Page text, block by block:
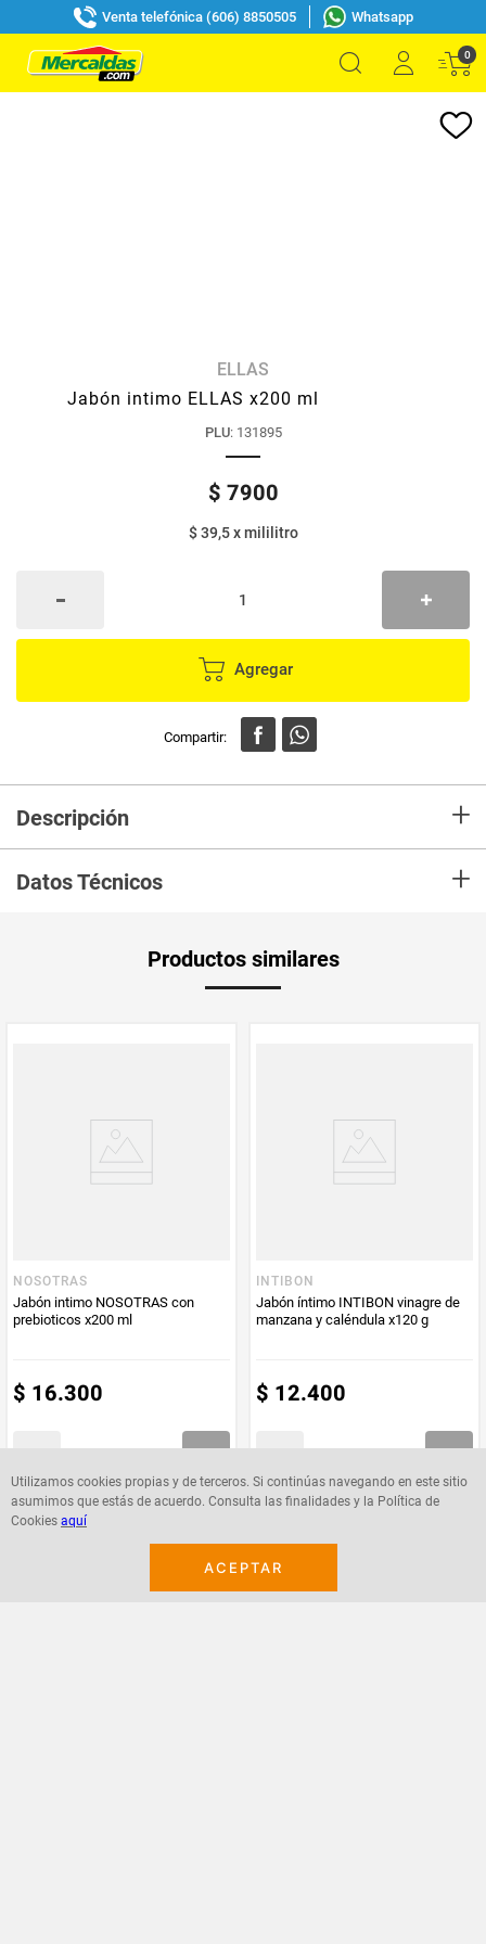
Venta telefónica (606) 8850505 Whatsapp
0
Utilizamos cookies propias y de terceros. Si continúas navegando en este sitio
asumimos que estás de acuerdo. Consulta las finalidades y la Política de
Cookies aquí
ACEPTAR
ELLAS
Jabón intimo ELLAS x200 ml
PLU: 131895
$ 7900
$ 39,5xmililitro
Agregar
Descripción +
la humectación de la piel y a disminuir las posibles irritaciones.
Datos Técnicos +
Productos similares
NOSOTRAS
Jabón intimo NOSOTRAS con
prebioticos x200 ml
$ 16.300
INTIBON
Jabón íntimo INTIBON vinagre de
manzana y caléndula x120 g
$ 12.400